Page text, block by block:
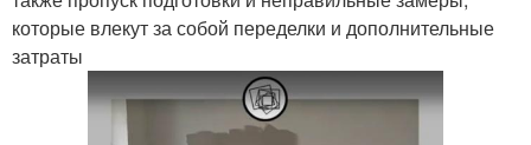
которые влекут за собой переделки и дополнительные
затраты